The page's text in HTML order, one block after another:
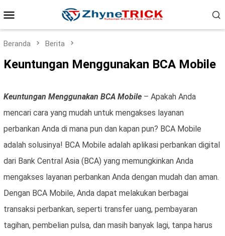
ke
Mobile
Beranda Berita
Keuntungan Menggunakan BCA Mobile
Keuntungan Menggunakan BCA Mobile – Apakah Anda
mencari cara yang mudah untuk mengakses layanan
perbankan Anda di mana pun dan kapan pun? BCA Mobile
adalah solusinya! BCA Mobile adalah aplikasi perbankan digital
dari Bank Central Asia (BCA) yang memungkinkan Anda
mengakses layanan perbankan Anda dengan mudah dan aman.
Dengan BCA Mobile, Anda dapat melakukan berbagai
transaksi perbankan, seperti transfer uang, pembayaran
tagihan, pembelian pulsa, dan masih banyak lagi, tanpa harus